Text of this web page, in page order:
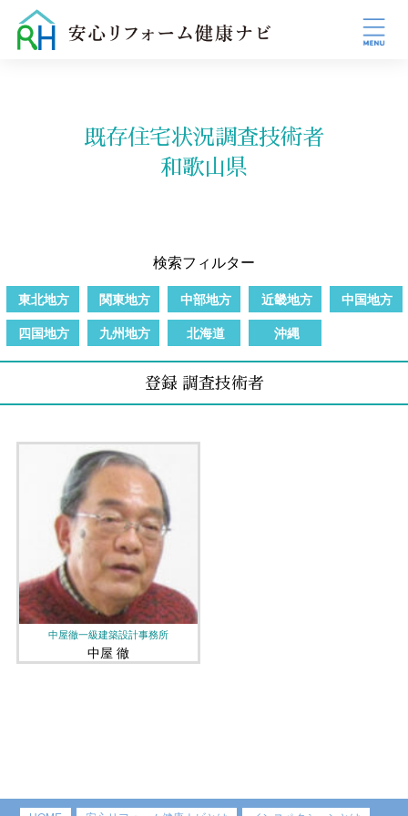
既存住宅状況調査技術者
和歌山県
検索フィルター
東北地方 関東地方 中部地方 近畿地方
中国地方
四国地方
九州地方 北海道 沖縄
登録 調査技術者
中屋徹一級建築設計事務所
中屋 徹